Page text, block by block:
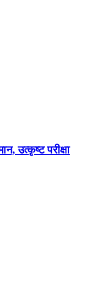
उत्कृष्ट परीक्षा